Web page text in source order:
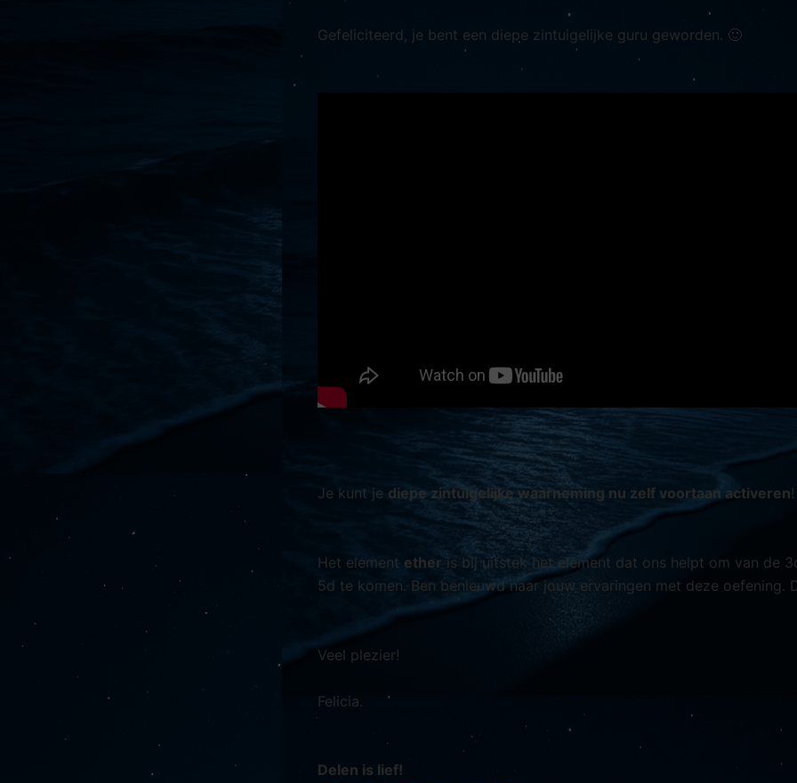
Gefeliciteerd, je bent een diepe zintuigelijke guru geworden. 🙂
Je kunt je diepe zintuigelijke waarneming nu zelf voortaan activeren!
Het element ether is bij uitstek het element dat ons helpt om van de
5d te komen. Ben benieuwd naar jouw ervaringen met deze oefening.
Veel plezier!
Felicia.
Delen is lief!